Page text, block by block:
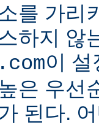
를 가리
하지 않
이
은 우선
된다.